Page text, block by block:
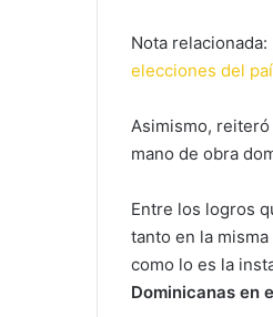
Nota
elecciones del
Asimismo,
mano de obra
Entre los logros
tanto en la
como lo es la
Dominicanas en